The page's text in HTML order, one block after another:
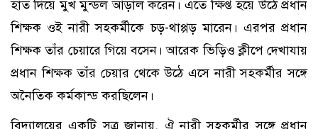
হাত দিয়ে মুখ মুন্ডল আড়াল করেন। এতে ক্ষিপ্ত হয়ে উঠে প্রধান
শিক্ষক ওই নারী সহকর্মীকে চড়-থাপ্পড় মারেন। এরপর প্রধান
শিক্ষক তাঁর চেয়ারে গিয়ে বসেন। আরেক ভিড়িও ক্লীপে দেখাযায়
প্রধান শিক্ষক তাঁর চেয়ার থেকে উঠে এসে নারী সহকর্মীর সঙ্গে
অনৈতিক কর্মকান্ড করছিলেন।
বিদ্যালয়ের একটি সূত্র জানায়, ঐ নারী সহকর্মীর সঙ্গে প্রধান